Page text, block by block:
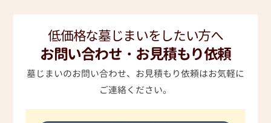
低価格な墓じまいをしたい方へ
お問い合わせ・お見積もり依頼
墓じまいのお問い合わせ、お見積もり依頼はお気軽に
ご連絡ください。